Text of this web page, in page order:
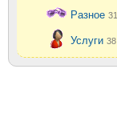
Разное 31
Услуги 38